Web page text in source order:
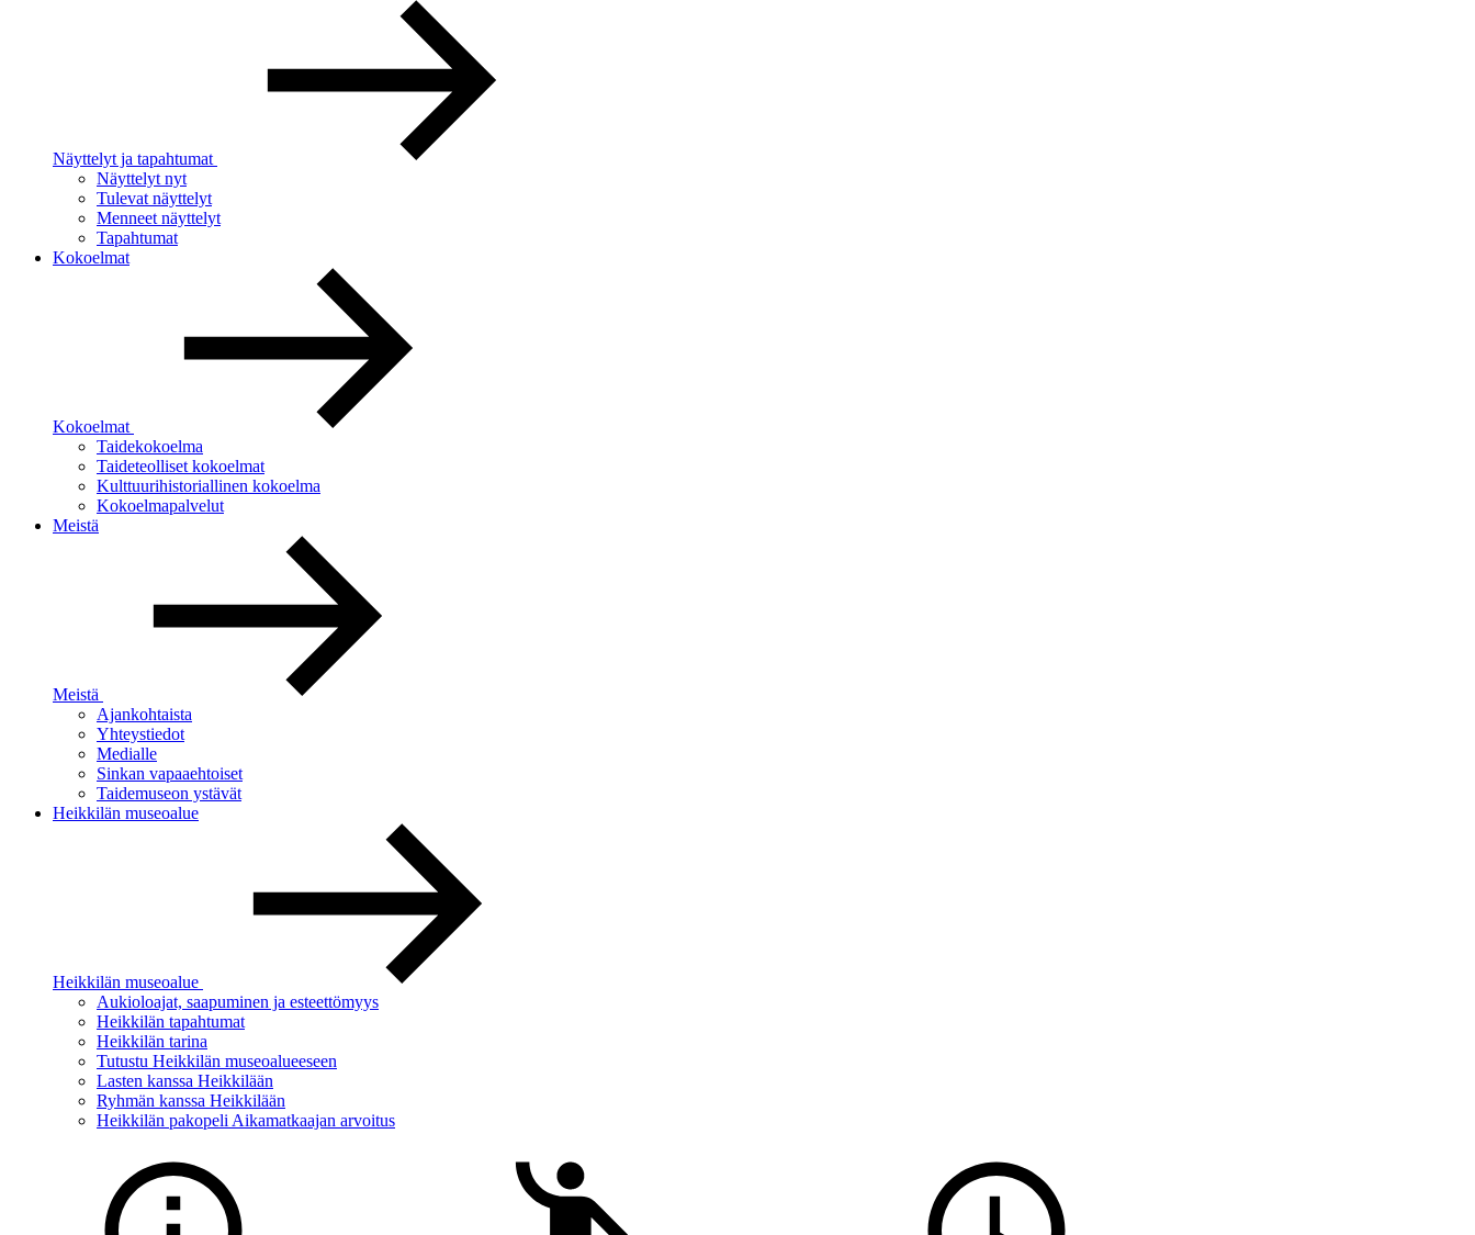
Näyttelyt ja tapahtumat
Näyttelyt nyt
Tulevat näyttelyt
Menneet näyttelyt
Tapahtumat
Kokoelmat
Kokoelmat
Taidekokoelma
Taideteolliset kokoelmat
Kulttuurihistoriallinen kokoelma
Kokoelmapalvelut
Meistä
Meistä
Ajankohtaista
Yhteystiedot
Medialle
Sinkan vapaaehtoiset
Taidemuseon ystävät
Heikkilän museoalue
Heikkilän museoalue
Aukioloajat, saapuminen ja esteettömyys
Heikkilän tapahtumat
Heikkilän tarina
Tutustu Heikkilän museoalueeseen
Lasten kanssa Heikkilään
Ryhmän kanssa Heikkilään
Heikkilän pakopeli Aikamatkaajan arvoitus